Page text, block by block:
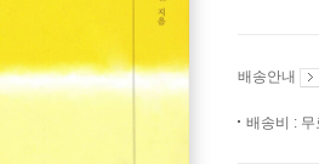
배송안내
배송비 : 무